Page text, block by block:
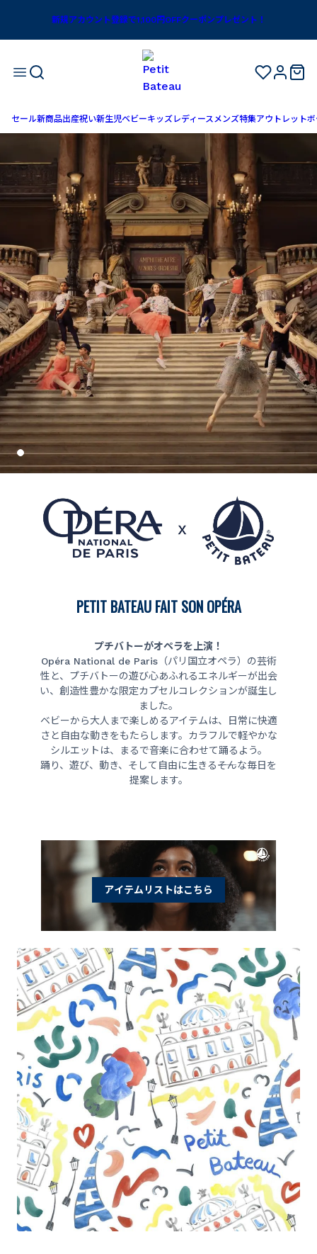
新規アカウント登録で1,100円OFFクーポンプレゼント！
セール新商品出産祝い新生児ベビーキッズ レディースメンズ特集アウトレットボ
PETIT BATEAU FAIT SON OPÉRA
プチバトーがオペラを上演！
Opéra National de Paris（パリ国立オペラ）の芸術
性と、プチバトーの遊び心あふれるエネルギーが出会
い、創造性豊かな限定カプセルコレクションが誕生し
ました。
ベビーから大人まで楽しめるアイテムは、日常に快適
さと自由な動きをもたらします。カラフルで軽やかな
シルエットは、まるで音楽に合わせて踊るよう。
踊り、遊び、動き、そして自由に生きる――そんな毎日を
提案します。
アイテムリストはこちら